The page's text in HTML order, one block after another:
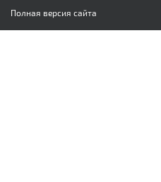
Полная версия сайта